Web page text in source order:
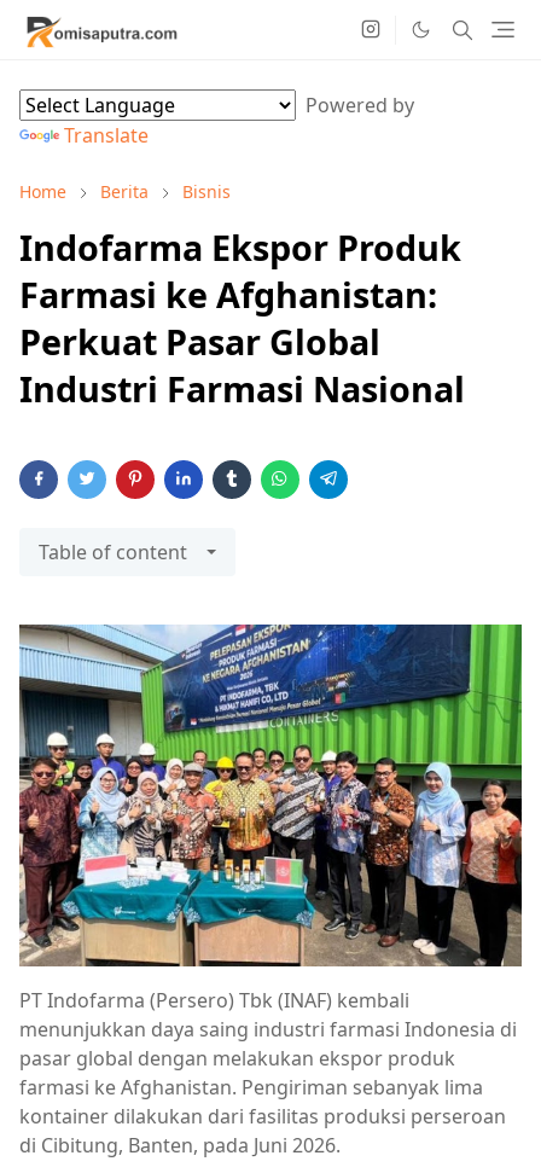
Powered by
Translate
Home Berita Bisnis
Indofarma Ekspor Produk
Farmasi ke Afghanistan:
Perkuat Pasar Global
Industri Farmasi Nasional
Table of content
PT Indofarma (Persero) Tbk (INAF) kembali
menunjukkan daya saing industri farmasi Indonesia di
pasar global dengan melakukan ekspor produk
farmasi ke Afghanistan. Pengiriman sebanyak lima
kontainer dilakukan dari fasilitas produksi perseroan
di Cibitung, Banten, pada Juni 2026.